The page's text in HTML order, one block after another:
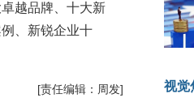
越品牌、十大新
、新锐企业十
[责任编辑：周发] 视觉